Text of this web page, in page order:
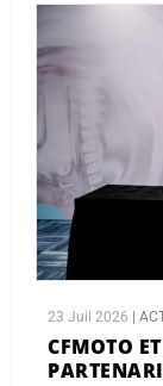
23 Juil 2026
CFMOTO